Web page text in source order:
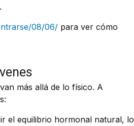
08/06/ para ver cómo
más allá de lo físico. A
el equilibrio hormonal natural, lo